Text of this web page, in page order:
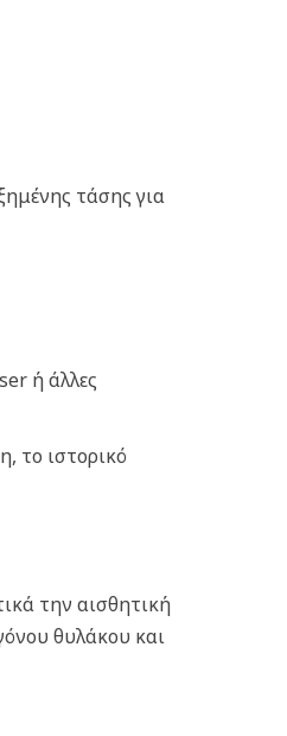
τάσης για
ή άλλες
το ιστορικό
την αισθητική
θυλάκου και